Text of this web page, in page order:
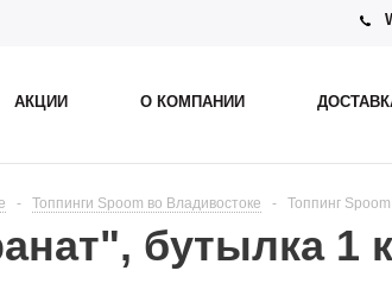
АКЦИИ О КОМПАНИИ
- Топпинги Spoom во Владивостоке - Топпинг
бутылка 1